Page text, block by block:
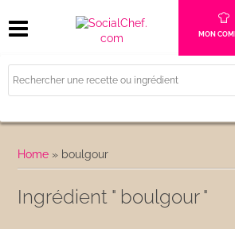
MON
Home » boulgour
Ingrédient " boulgour "